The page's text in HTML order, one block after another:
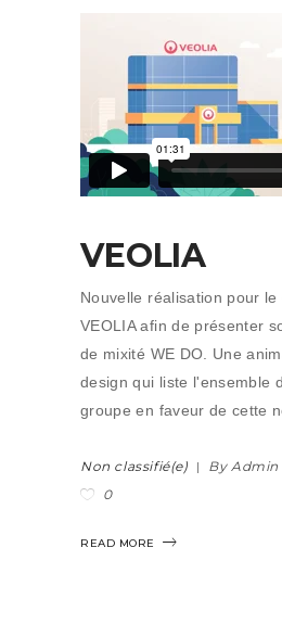
VEOLIA
Nouvelle réalisation pour le
VEOLIA afin de présenter
de mixité WE DO. Une
design qui liste l'ensemble
groupe en faveur de cette
Non classifié(e) By Admin
0
READ MORE